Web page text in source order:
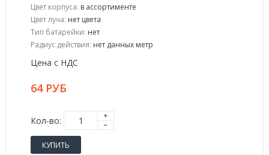
Цвет корпуса: в ассортименте
Цвет луча: нет цвета
Тип батарейки: нет
Радиус действия: нет данных метр
Цена с НДС
64 РУБ
Кол-во:
КУПИТЬ